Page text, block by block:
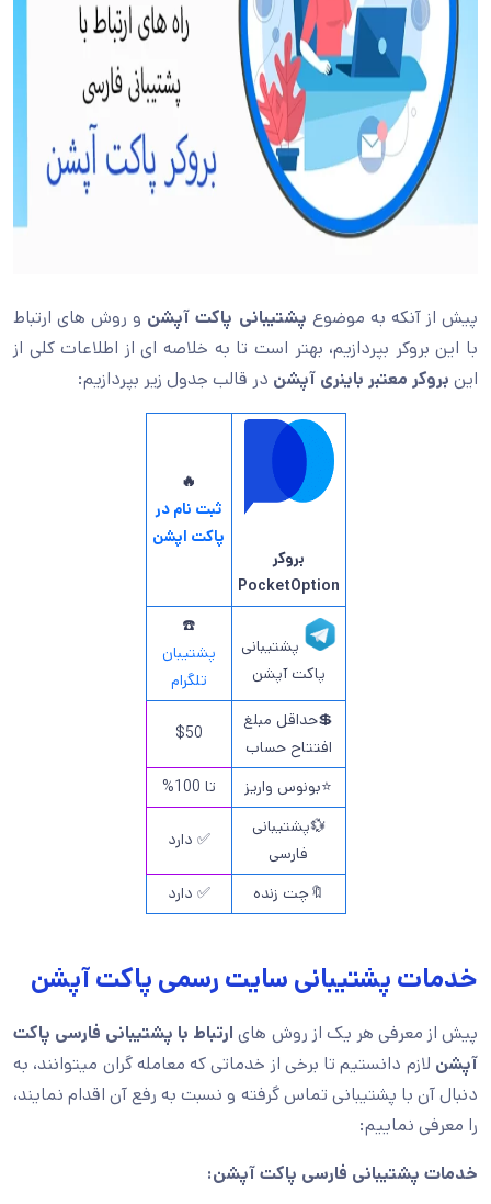
پیش از آنکه به موضوع پشتیبانی پاکت آپشن و روش های ارتباط
با این بروکر بپردازیم، بهتر است تا به خلاصه ای از اطلاعات کلی از
این بروکر معتبر باینری آپشن در قالب جدول زیر بپردازیم:
بروکر
PocketOption
🔥
ثبت نام در
پاکت اپشن
پشتیبانی
پاکت آپشن
☎️
پشتیبان
تلگرام
💲حداقل مبلغ
افتتاح حساب
$50
⭐بونوس واریز
تا 100%
💱پشتیبانی
فارسی
✅ دارد
🔖چت زنده ✅ دارد
خدمات پشتیبانی سایت رسمی پاکت آپشن
پیش از معرفی هر یک از روش های ارتباط با پشتیبانی فارسی پاکت
آپشن لازم دانستیم تا برخی از خدماتی که معامله گران میتوانند، به
دنبال آن با پشتیبانی تماس گرفته و نسبت به رفع آن اقدام نمایند،
را معرفی نماییم:
خدمات پشتیبانی فارسی پاکت آپشن: